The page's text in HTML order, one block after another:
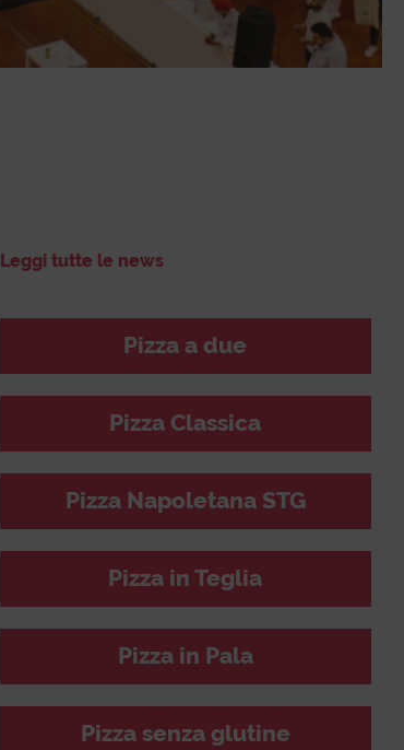
Leggi tutte le news
Pizza a due
Pizza Classica
Pizza Napoletana STG
Pizza in Teglia
Pizza in Pala
Pizza senza glutine